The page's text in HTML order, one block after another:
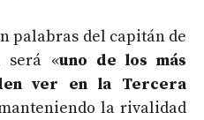
palabras del capitán de
será «uno de los más
ver en la Tercera
la rivalidad